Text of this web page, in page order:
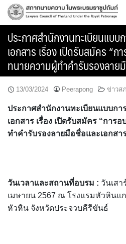
Skip
ประกาศสำนักงานทะเบียนแบบ
เอกสาร เรื่อง เปิดรับสมัคร “
ทนายความผู้ทำคำรับรองลาย
13/03/2024 Peerapong ข่าวส
ประกาศสำนักงานทะเบียนแบบกา
เอกสาร เรื่อง เปิดรับสมัคร “กา
ทำคำรับรองลายมือชื่อและเอกสา
วันเวลาและสถานที่อบรม : วันเส
เมษายน 2567 ณ โรงแรมหัวหินแ
หัวหิน จังหวัดประจวบคีรีขันธ์